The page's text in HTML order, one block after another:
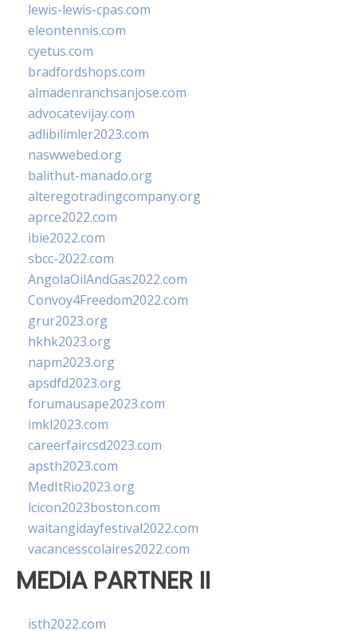
lewis-lewis-cpas.com
eleontennis.com
cyetus.com
bradfordshops.com
almadenranchsanjose.com
advocatevijay.com
adlibilimler2023.com
naswwebed.org
balithut-manado.org
alteregotradingcompany.org
aprce2022.com
ibie2022.com
sbcc-2022.com
AngolaOilAndGas2022.com
Convoy4Freedom2022.com
grur2023.org
hkhk2023.org
napm2023.org
apsdfd2023.org
forumausape2023.com
imkl2023.com
careerfaircsd2023.com
apsth2023.com
MedItRio2023.org
lcicon2023boston.com
waitangidayfestival2022.com
vacancesscolaires2022.com
MEDIA PARTNER II
isth2022.com